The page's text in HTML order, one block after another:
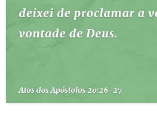
TEMAS
PERGUNTE À BÍBLIA IA
QUEM SOMOS